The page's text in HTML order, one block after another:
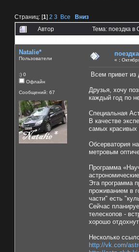
Страниц: [1] 2 3 Все
Вниз
Автор
Тема: поездка
Natalie*
Пользователи
:) 0
Офлайн
Сообщений: 67
« :
Всем привет из
Друзья, хочу
каждый год по
Специальная
В качестве
самых красивых
Обсерватория
метровым
Программа
Эта программа
проживанием в
части" есть
Сейчас
телескопов -
хорошо
Несколько
http://vk.com/